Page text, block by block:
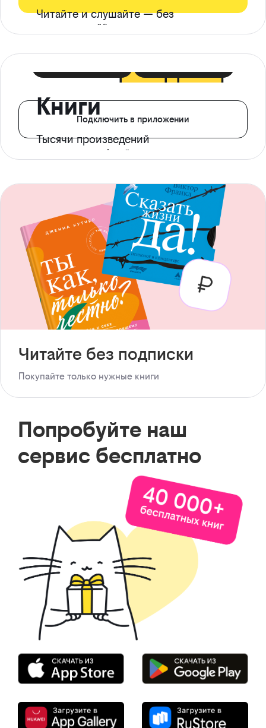
Читайте и слушайте — без
ограничений*
Книги
Тысячи произведений
с доступом офлайн
Подключить в приложении
Читайте без подписки
Покупайте только нужные книги
Попробуйте наш
сервис бесплатно